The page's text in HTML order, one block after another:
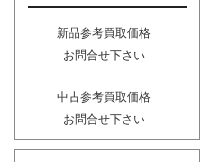
新品参考買取価格
お問合せ下さい
中古参考買取価格
お問合せ下さい